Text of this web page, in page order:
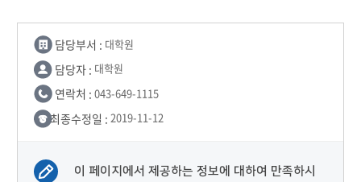
담당부서 : 대학원
담당자 : 대학원
연락처 : 043-649-1115
최종수정일 : 2019-11-12
이 페이지에서 제공하는 정보에 대하여 만족하시